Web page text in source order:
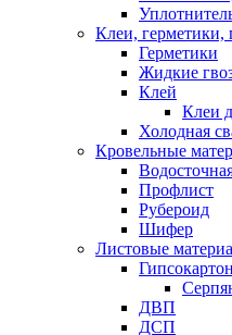
Клеи, герметики,
Герметики
Жидкие
Клей
Клеи
Холодная
Кровельные
Профлист
Рубероид
Шифер
Листовые
ДВП
ДСП